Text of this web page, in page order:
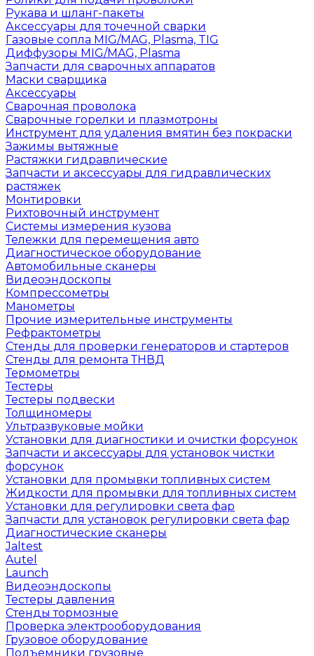
Рукава и шланг-пакеты
Аксессуары для точечной сварки
Газовые сопла MIG/MAG, Plasma, TIG
Диффузоры MIG/MAG, Plasma
Запчасти для сварочных аппаратов
Маски сварщика
Аксессуары
Сварочная проволока
Сварочные горелки и плазмотроны
Инструмент для удаления вмятин без покраски
Зажимы вытяжные
Растяжки гидравлические
Запчасти и аксессуары для гидравлических
растяжек
Монтировки
Рихтовочный инструмент
Системы измерения кузова
Тележки для перемещения авто
Диагностическое оборудование
Автомобильные сканеры
Видеоэндоскопы
Компрессометры
Манометры
Прочие измерительные инструменты
Рефрактометры
Стенды для проверки генераторов и стартеров
Стенды для ремонта ТНВД
Термометры
Тестеры
Тестеры подвески
Толщиномеры
Ультразвуковые мойки
Установки для диагностики и очистки форсунок
Запчасти и аксессуары для установок чистки
форсунок
Установки для промывки топливных систем
Жидкости для промывки для топливных систем
Установки для регулировки света фар
Запчасти для установок регулировки света фар
Диагностические сканеры
Jaltest
Autel
Launch
Видеоэндоскопы
Тестеры давления
Стенды тормозные
Проверка электрооборудования
Грузовое оборудование
Подъемники грузовые